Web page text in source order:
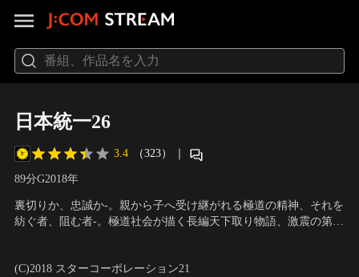
日本統一26
3.4 （323） ｜
89分G2018年
裏切りか、忠誠か-。親から子へ受け継がれる極道の精神、それを
紡ぐ者、阻む者-。極道社会が描く長編天下取り物語、激震の第26
侠和会の真栄田の仇を取るべく、琉球会理事長・上原（宮本大
志／監督：濱水信
(C)2018 スターコーポレーション21